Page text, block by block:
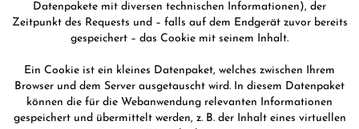
Datenpakete mit diversen technischen Informationen), der
Zeitpunkt des Requests und – falls auf dem Endgerät zuvor bereits
gespeichert – das Cookie mit seinem Inhalt.
Ein Cookie ist ein kleines Datenpaket, welches zwischen Ihrem
Browser und dem Server ausgetauscht wird. In diesem Datenpaket
können die für die Webanwendung relevanten Informationen
gespeichert und übermittelt werden, z. B. der Inhalt eines virtuellen